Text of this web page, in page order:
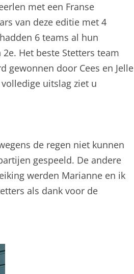
met een Franse
van deze editie met 4
6 teams al hun
Het beste Stetters team
gewonnen door Cees en Jelle
uitslag ziet u
de regen niet kunnen
gespeeld. De andere
werden Marianne en ik
als dank voor de